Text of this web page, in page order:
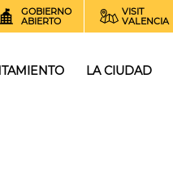
GOBIERNO
ABIERTO
VISIT
VALENCIA
LA CIUDAD